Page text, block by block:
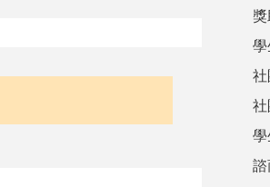
學
社
社
學
諮